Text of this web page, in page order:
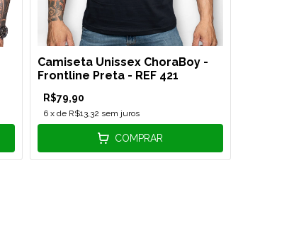
Camiseta Unissex ChoraBoy -
Frontline Preta - REF 421
R$79,90
6 x de R$13,32 sem juros
COMPRAR